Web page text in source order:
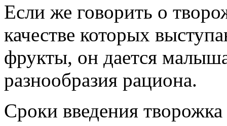
Если же говорить о
качестве которых
фрукты, он дается
разнообразия рациона.
Сроки введения